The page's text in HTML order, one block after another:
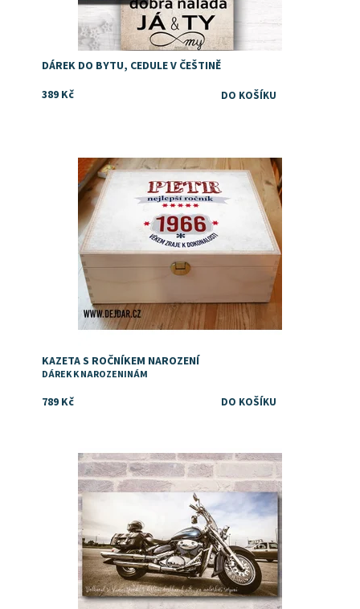
DÁREK DO BYTU, CEDULE V ČEŠTINĚ
389 Kč
KAZETA S ROČNÍKEM NAROZENÍ
DÁREK K NAROZENINÁM
789 Kč
Dostupnost: Skladem